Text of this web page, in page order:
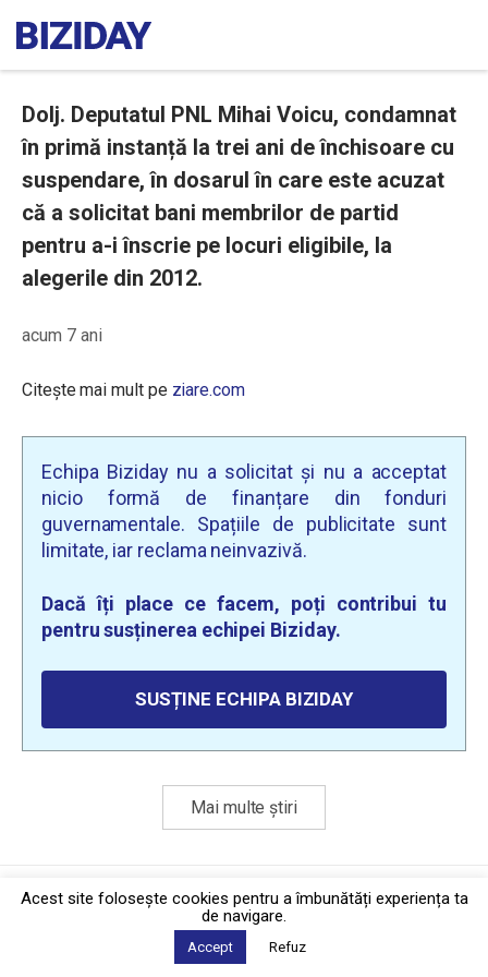
Dolj. Deputatul PNL Mihai Voicu, condamnat
în primă instanță la trei ani de închisoare cu
suspendare, în dosarul în care este acuzat
că a solicitat bani membrilor de partid
pentru a-i înscrie pe locuri eligibile, la
alegerile din 2012.
acum 7 ani
Citește mai mult pe ziare.com
Echipa Biziday nu a solicitat și nu a acceptat
nicio formă de finanțare din fonduri
guvernamentale. Spațiile de publicitate sunt
limitate, iar reclama neinvazivă.
Dacă îți place ce facem, poți contribui tu
pentru susținerea echipei Biziday.
SUSȚINE ECHIPA BIZIDAY
Mai multe știri
Politica de confidențialitate·Contact
2026 © Biziday
Acest site foloseşte cookies pentru a îmbunătăți experiența ta
de navigare.
Accept Refuz